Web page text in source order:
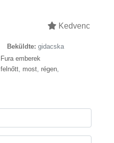
Kedvenc
Beküldte: gidacska
Fura emberek
felnőtt, most, régen,